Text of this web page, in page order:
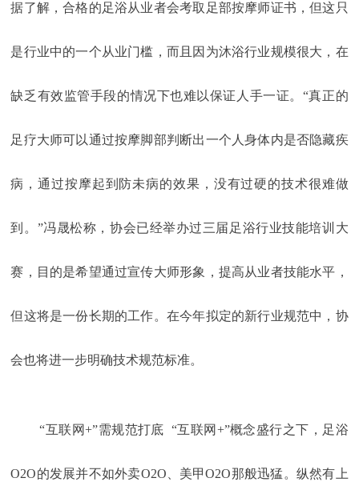
据了解，合格的足浴从业者会考取足部按摩师证书，但这只
是行业中的一个从业门槛，而且因为沐浴行业规模很大，在
缺乏有效监管手段的情况下也难以保证人手一证。“真正的
足疗大师可以通过按摩脚部判断出一个人身体内是否隐藏疾
病，通过按摩起到防未病的效果，没有过硬的技术很难做
到。”冯晟松称，协会已经举办过三届足浴行业技能培训大
赛，目的是希望通过宣传大师形象，提高从业者技能水平，
但这将是一份长期的工作。在今年拟定的新行业规范中，协
会也将进一步明确技术规范标准。
“互联网+”需规范打底 “互联网+”概念盛行之下，足浴
O2O的发展并不如外卖O2O、美甲O2O那般迅猛。纵然有上